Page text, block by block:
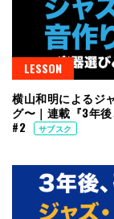
LESSON
横山和明によるジ
グ〜｜連載『3年
#2
サブスク